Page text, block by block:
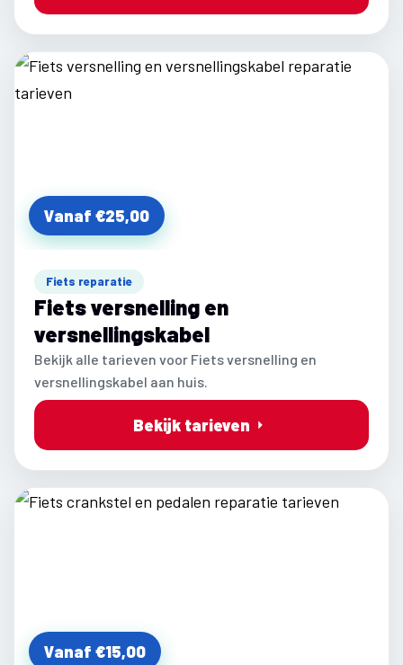
Vanaf €25,00
Fiets reparatie
Fiets versnelling en
versnellingskabel
Bekijk alle tarieven voor Fiets versnelling en
versnellingskabel aan huis.
Bekijk tarieven
Vanaf €15,00